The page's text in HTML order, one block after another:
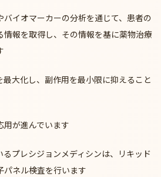
イオマーカーの分析を通じて、患者の
情報を取得し、その情報を基に薬物治療
大化し、副作用を最小限に抑えること
用が進んでいます
プレシジョンメディシンは、リキッド
パネル検査を行います